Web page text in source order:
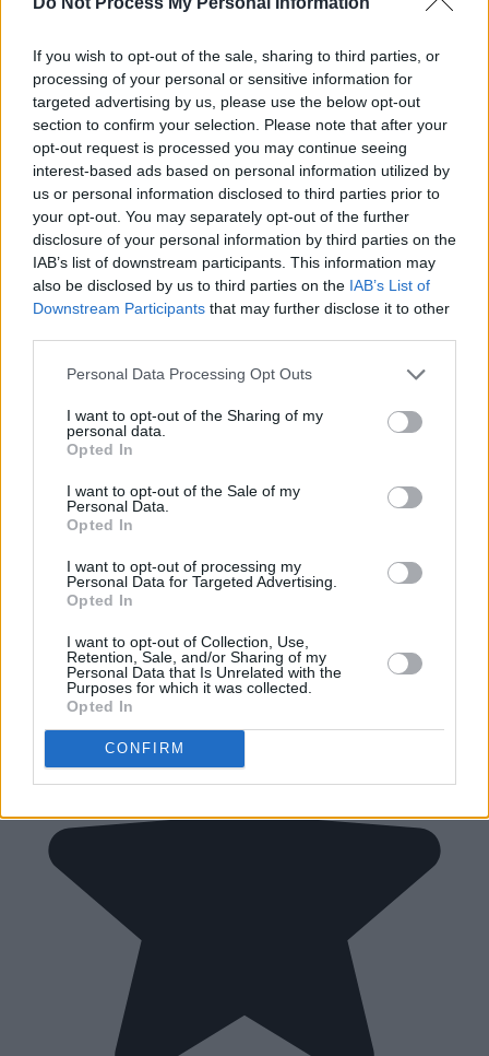
If you wish to opt-out of the sale, sharing to third parties, or
processing of your personal or sensitive information for
targeted advertising by us, please use the below opt-out
section to confirm your selection. Please note that after your
opt-out request is processed you may continue seeing
interest-based ads based on personal information utilized by
us or personal information disclosed to third parties prior to
your opt-out. You may separately opt-out of the further
disclosure of your personal information by third parties on the
IAB’s list of downstream participants. This information may
also be disclosed by us to third parties on the IAB’s List of
Downstream Participants that may further disclose it to other
Personal Data Processing Opt Outs
I want to opt-out of the Sharing of my
personal data.
Opted In
I want to opt-out of the Sale of my
Personal Data.
Opted In
I want to opt-out of processing my
Personal Data for Targeted Advertising.
Opted In
I want to opt-out of Collection, Use,
Retention, Sale, and/or Sharing of my
Personal Data that Is Unrelated with the
Purposes for which it was collected.
Opted In
CONFIRM